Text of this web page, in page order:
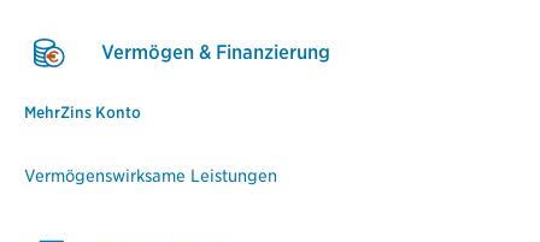
Vermögen & Finanzierung
MehrZins Konto
Vermögenswirksame Leistungen